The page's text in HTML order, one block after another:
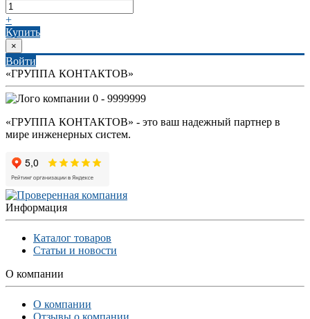
+
Купить
×
Войти
«ГРУППА КОНТАКТОВ»
0 - 9999999
«ГРУППА КОНТАКТОВ» - это ваш надежный партнер в
мире инженерных систем.
Информация
Каталог товаров
Статьи и новости
О компании
О компании